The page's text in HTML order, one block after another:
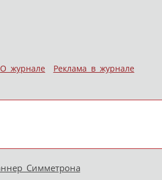
О журнале
Реклама в журнале